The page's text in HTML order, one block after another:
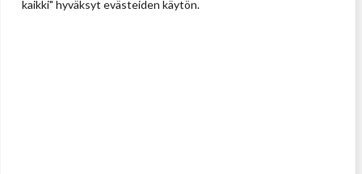
kaikki" hyväksyt evästeiden käytön.
Tehdas